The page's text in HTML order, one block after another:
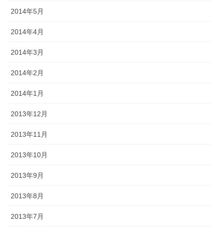
2014年5月
2014年4月
2014年3月
2014年2月
2014年1月
2013年12月
2013年11月
2013年10月
2013年9月
2013年8月
2013年7月